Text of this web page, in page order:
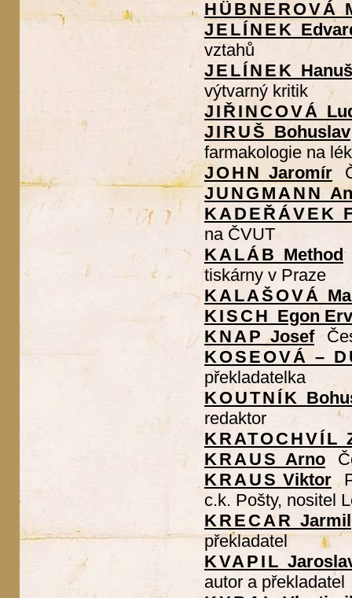
HÜBNEROVÁ
JELÍNEK
vztahů
JELÍNEK Hanuš
výtvarný kritik
JIŘINCOVÁ
JIRUŠ Bohuslav
farmakologie na
JOHN Jaromír
JUNGMANN
KADEŘÁVEK
na ČVUT
KALÁB Method
tiskárny v Praze
KALAŠOVÁ
KISCH Egon
KNAPJosef
KOSEOVÁ –
překladatelka
KOUTNÍK
redaktor
KRATOCHVÍL
KRAUS Arno
KRAUS Viktor
c.k. Pošty, nositel
KRECAR Jarmil
překladatel
KVAPIL
autor a překladatel